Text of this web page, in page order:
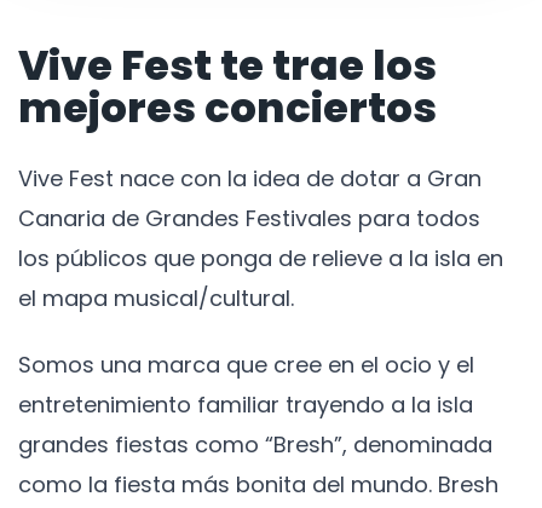
Vive Fest te trae los
mejores conciertos
Vive Fest nace con la idea de dotar a Gran
Canaria de Grandes Festivales para todos
los públicos que ponga de relieve a la isla en
el mapa musical/cultural.
Somos una marca que cree en el ocio y el
entretenimiento familiar trayendo a la isla
grandes fiestas como “Bresh”, denominada
como la fiesta más bonita del mundo. Bresh